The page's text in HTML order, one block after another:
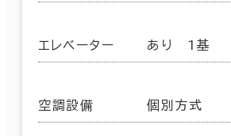
エレベーター あり 1基
空調設備 個別方式